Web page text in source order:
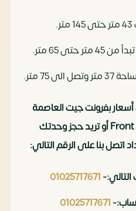
حتى 65 متر.
75 متر.
بفرونت جيت العاصمة
الاداريه Front Gate New Capital أو تريد حجز وحدتك
اتصل بنا على الرقم التالي:
01025717671
01025717671